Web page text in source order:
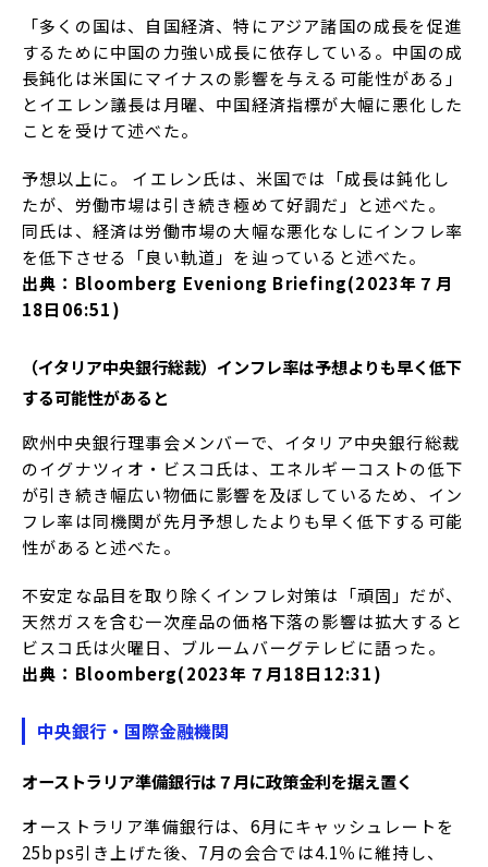
「多くの国は、自国経済、特にアジア諸国の成長を促進
するために中国の力強い成長に依存している。中国の成
長鈍化は米国にマイナスの影響を与える可能性がある」
とイエレン議長は月曜、中国経済指標が大幅に悪化した
ことを受けて述べた。
予想以上に。 イエレン氏は、米国では「成長は鈍化し
たが、労働市場は引き続き極めて好調だ」と述べた。
同氏は、経済は労働市場の大幅な悪化なしにインフレ率
を低下させる「良い軌道」を辿っていると述べた。
出典：Bloomberg Eveniong Briefing(2023年７月
18日06:51)
（イタリア中央銀行総裁）インフレ率は予想よりも早く低下
する可能性があると
欧州中央銀行理事会メンバーで、イタリア中央銀行総裁
のイグナツィオ・ビスコ氏は、エネルギーコストの低下
が引き続き幅広い物価に影響を及ぼしているため、イン
フレ率は同機関が先月予想したよりも早く低下する可能
性があると述べた。
不安定な品目を取り除くインフレ対策は「頑固」だが、
天然ガスを含む一次産品の価格下落の影響は拡大すると
ビスコ氏は火曜日、ブルームバーグテレビに語った。
出典：Bloomberg(2023年７月18日12:31)
中央銀行・国際金融機関
オーストラリア準備銀行は７月に政策金利を据え置く
オーストラリア準備銀行は、6月にキャッシュレートを
25bps引き上げた後、7月の会合では4.1％に維持し、